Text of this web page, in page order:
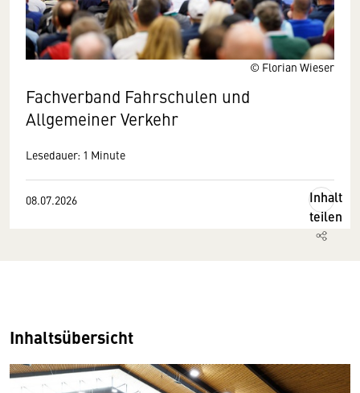
© Florian Wieser
Fachverband Fahrschulen und
Allgemeiner Verkehr
Lesedauer: 1 Minute
08.07.2026
Inhalt
teilen
Inhaltsübersicht